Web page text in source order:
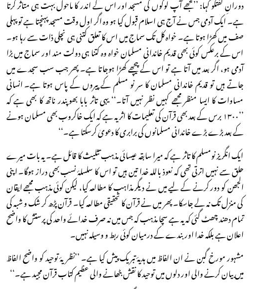
ہے۔ ایک آدمی جس نے آج ہی اسلام قبول کیا ہو وہ اگر اول وقت مسجد پہنچتا ہے تو پہلی
صف میں کھڑا ہوتا ہے۔ خواہ کل تک سماج میں اس کا تعلق کتنی ہی نچلی ذات سے رہا ہو۔
اس کے برعکس کوئی بھی قدیم خاندانی مسلمان خواہ وہ کتنا ہی دولت مند اور سماج میں بڑا
آدمی ہو، اگر بعد میں آتا ہے تو اس کے پیچھے کھڑا ہوجاتا ہے۔ پھر جب سب سجدے میں
جاتے ہیں تو قدیم خاندانی مسلمان کا سر نو مسلم کے پیروں کے پاس ہوتا ہے۔ انسانی
مساوات کا ایسا منظر مجھے کہیں نظر نہیں آتا۔‘‘ یہی تاثر بابا بھوپندر ناتھ کا بھی ہے کہ
’’۱۳۰۰ برس کے بعد بھی قرآن کی تعلیمات کا اثر یہ ہے کہ ایک خاکروب بھی مسلمان ہونے
کے بعد بڑے بڑے خاندانی مسلمانوں کی برابری کا دعویٰ کرسکتا ہے۔‘‘
ایک انگریز نومسلم کا تاثر ہے کہ میرا سابقہ عیسائی مذہب تثلیث کا قائل ہے۔ یہ بات میرے
حلق سے نہیں اترتی تھی کہ نعوذ باللہ خدا تین ہیں تو اس کا سلسلۂ نسب بھی دراز ہوگا۔ اپنی
الجھن کو دور کرنے کے لیے میں نے دیگر مذاہب کا مطالعہ کیا، لیکن کوئی مذہب مجھے ایقان
کی منزل تک نہ لے جاسکا۔ پھر میں نے قرآن کا تحقیقی مطالعہ کیا۔ قرآن پڑھ کر شک و شبہ کی
تمام دھند چھٹ گئی کہ یہ ہے سچا مذہب کہ جس میں نہ صرف خدائے واحد کی پرستش کا واضح
اعلان ہے بلکہ خدا اور بندے کے درمیان کوئی ربط و وسیلہ نہیں۔
مشہور مورخ گبن نے ان الفاظ میں ہدیۂ تبریک پیش کیا ہے۔ ’’نظریۂ توحید کو واضح الفاظ
میں بیان کرنے والی اور دلوں میں توحید کا نقش بٹھانے والی عظیم کتاب قرآن مجید ہے۔‘‘